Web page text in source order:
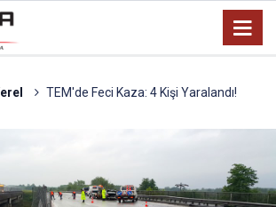
TEM'de Feci Kaza: 4 Kişi Yaralandı!